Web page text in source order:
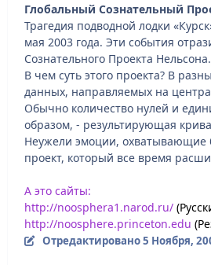
Глобальный Сознательный
Трагедия подводной лодки
мая 2003 года. Эти события
Сознательного Проекта Нельсона.
В чем суть этого проекта? В
данных, направляемых на
Обычно количество нулей и
образом, - результирующая
Неужели эмоции, охватывающие
проект, который все время
А это сайты:
http://noosphera1.narod.ru/
http://noosphere.princeton.edu
Отредактировано5 Ноября,